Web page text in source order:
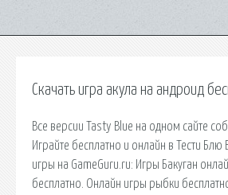
Скачать игра акула на андроид
Все версии Tasty Blue на одном сайте
Играйте бесплатно и онлайн в Тести
игры на GameGuru.ru: Игры Бакуган
бесплатно. Онлайн игры рыбки